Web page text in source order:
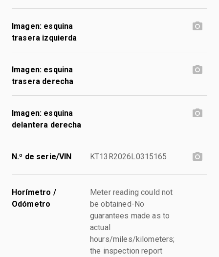
Imagen: esquina
trasera izquierda
Imagen: esquina
trasera derecha
Imagen: esquina
delantera derecha
N.º de serie/VIN KT13R2026L0315165
Horímetro /
Odómetro
Meter reading could not
be obtained-No
guarantees made as to
actual
hours/miles/kilometers;
the inspection report